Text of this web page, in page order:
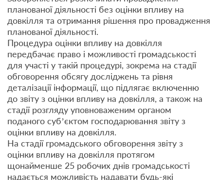
планованої діяльності без оцінки впливу на
довкілля та отримання рішення про провадження
планованої діяльності.
Процедура оцінки впливу на довкілля
передбачає право і можливості громадськості
для участі у такій процедурі, зокрема на стадії
обговорення обсягу досліджень та рівня
деталізації інформації, що підлягає включенню
до звіту з оцінки впливу на довкілля, а також на
стадії розгляду уповноваженим органом
поданого суб’єктом господарювання звіту з
оцінки впливу на довкілля.
На стадії громадського обговорення звіту з
оцінки впливу на довкілля протягом
щонайменше 25 робочих днів громадськості
надається можливість надавати будь-які